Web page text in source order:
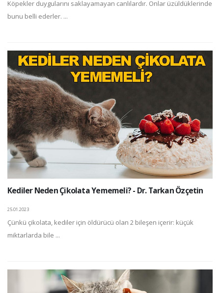
Köpekler duygularını saklayamayan canlılardır. Onlar üzüldüklerinde
bunu belli ederler. ...
Kediler Neden Çikolata Yememeli? - Dr. Tarkan Özçetin
25.01.2023
Çünkü çikolata, kediler için öldürücü olan 2 bileşen içerir: küçük
miktarlarda bile ...